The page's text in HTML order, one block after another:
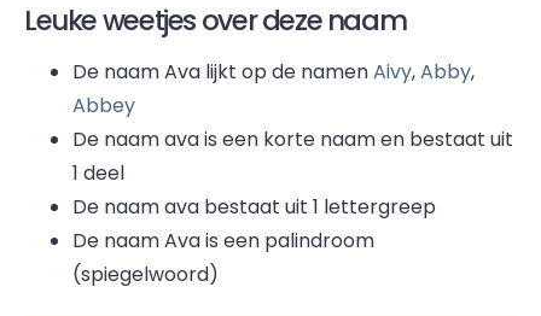
Leuke weetjes over deze naam
De naam Ava lijkt op de namenAivy,Abby,
Abbey
De naam ava is een korte naam en bestaat uit
1 deel
De naam ava bestaat uit 1 lettergreep
De naam Ava is een palindroom
(spiegelwoord)